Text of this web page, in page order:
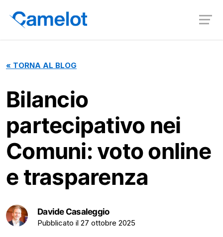
« TORNA AL BLOG
Bilancio
partecipativo nei
Comuni: voto online
e trasparenza
Davide Casaleggio
Pubblicato il 27 ottobre 2025